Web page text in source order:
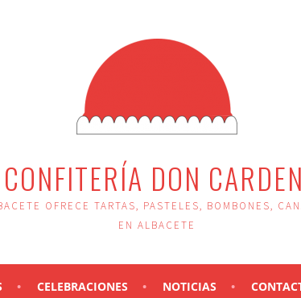
DON
OFRECE TARTAS, PASTELES, BOMBONES,
EN ALBACETE
CELEBRACIONES NOTICIAS